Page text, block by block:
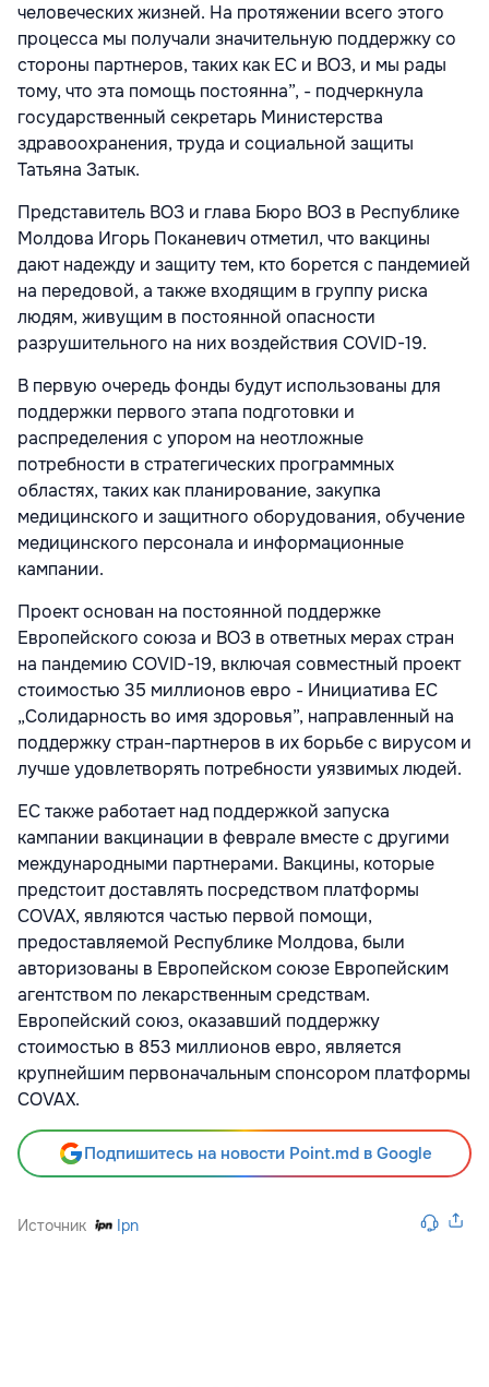
человеческих жизней. На протяжении всего этого
процесса мы получали значительную поддержку со
стороны партнеров, таких как ЕС и ВОЗ, и мы рады
тому, что эта помощь постоянна”, - подчеркнула
государственный секретарь Министерства
здравоохранения, труда и социальной защиты
Татьяна Затык.
Представитель ВОЗ и глава Бюро ВОЗ в Республике
Молдова Игорь Поканевич отметил, что вакцины
дают надежду и защиту тем, кто борется с пандемией
на передовой, а также входящим в группу риска
людям, живущим в постоянной опасности
разрушительного на них воздействия COVID-19.
В первую очередь фонды будут использованы для
поддержки первого этапа подготовки и
распределения с упором на неотложные
потребности в стратегических программных
областях, таких как планирование, закупка
медицинского и защитного оборудования, обучение
медицинского персонала и информационные
кампании.
Проект основан на постоянной поддержке
Европейского союза и ВОЗ в ответных мерах стран
на пандемию COVID-19, включая совместный проект
стоимостью 35 миллионов евро - Инициатива ЕС
„Солидарность во имя здоровья”, направленный на
поддержку стран-партнеров в их борьбе с вирусом и
лучше удовлетворять потребности уязвимых людей.
ЕС также работает над поддержкой запуска
кампании вакцинации в феврале вместе с другими
международными партнерами. Вакцины, которые
предстоит доставлять посредством платформы
COVAX, являются частью первой помощи,
предоставляемой Республике Молдова, были
авторизованы в Европейском союзе Европейским
агентством по лекарственным средствам.
Европейский союз, оказавший поддержку
стоимостью в 853 миллионов евро, является
крупнейшим первоначальным спонсором платформы
COVAX.
Подпишитесь на новости Point.md в Google
Источник Ipn